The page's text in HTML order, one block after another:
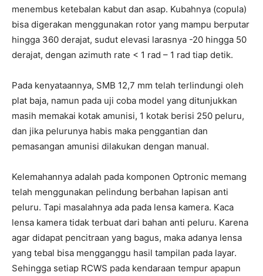
menembus ketebalan kabut dan asap. Kubahnya (copula)
bisa digerakan menggunakan rotor yang mampu berputar
hingga 360 derajat, sudut elevasi larasnya -20 hingga 50
derajat, dengan azimuth rate < 1 rad – 1 rad tiap detik.
Pada kenyataannya, SMB 12,7 mm telah terlindungi oleh
plat baja, namun pada uji coba model yang ditunjukkan
masih memakai kotak amunisi, 1 kotak berisi 250 peluru,
dan jika pelurunya habis maka penggantian dan
pemasangan amunisi dilakukan dengan manual.
Kelemahannya adalah pada komponen Optronic memang
telah menggunakan pelindung berbahan lapisan anti
peluru. Tapi masalahnya ada pada lensa kamera. Kaca
lensa kamera tidak terbuat dari bahan anti peluru. Karena
agar didapat pencitraan yang bagus, maka adanya lensa
yang tebal bisa mengganggu hasil tampilan pada layar.
Sehingga setiap RCWS pada kendaraan tempur apapun